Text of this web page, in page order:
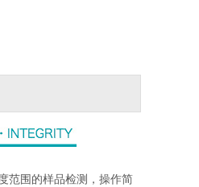
范围的样品检测，操作简